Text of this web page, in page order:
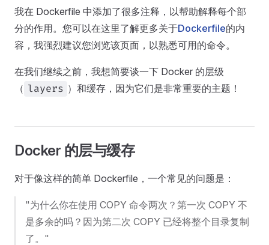
我在 Dockerfile 中添加了很多注释，以帮助解释每个部
分的作用。您可以在这里了解更多关于Dockerfile的内
容，我强烈建议您浏览该页面，以熟悉可用的命令。
在我们继续之前，我想简要谈一下 Docker 的层级
（ layers ）和缓存，因为它们是非常重要的主题！
Docker 的层与缓存
对于像这样的简单 Dockerfile，一个常见的问题是：
"为什么你在使用 COPY 命令两次？第一次 COPY 不
是多余的吗？因为第二次 COPY 已经将整个目录复制
了。"